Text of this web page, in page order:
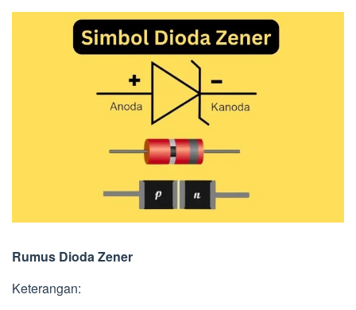
Rumus Dioda Zener
Keterangan: